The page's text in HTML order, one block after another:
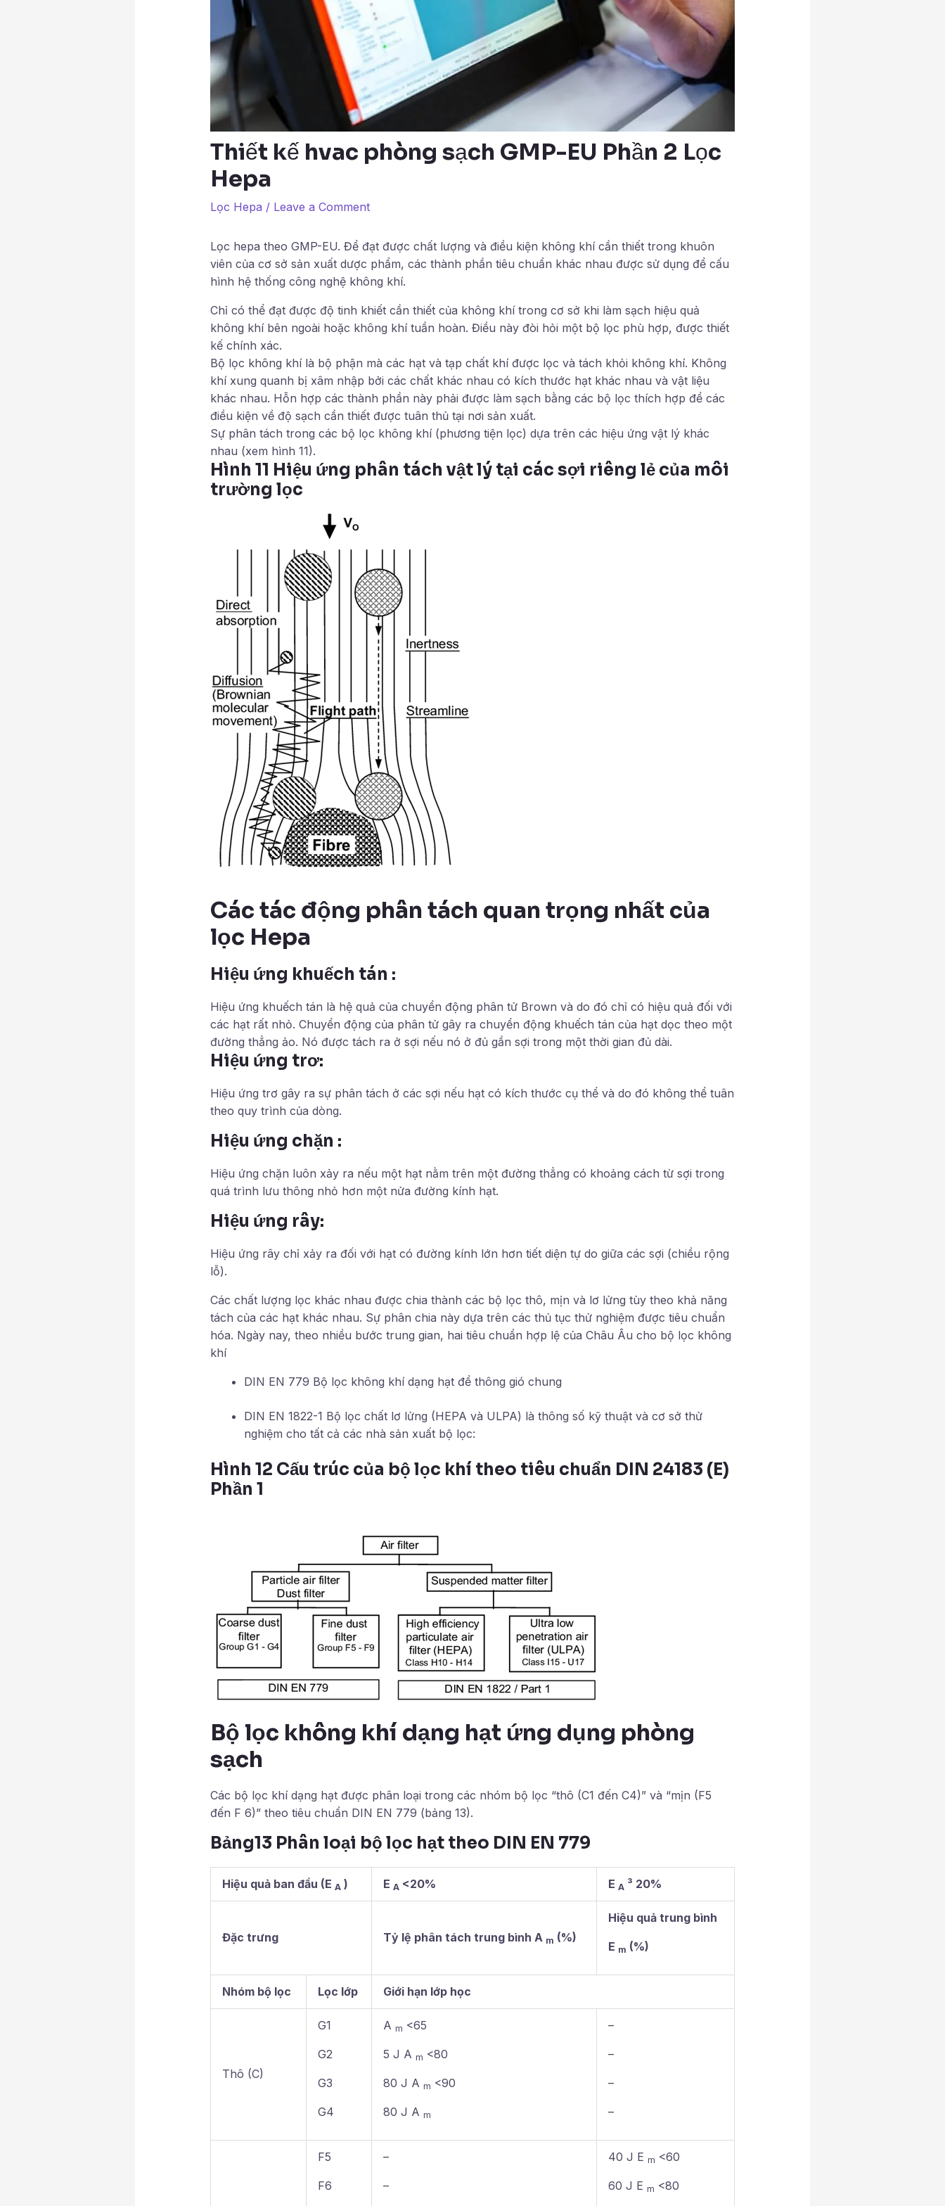
Thiết kế hvac phòng sạch GMP-EU Phần 2 Lọc
Hepa
Lọc Hepa / Leave a Comment
Lọc hepa theo GMP-EU. Để đạt được chất lượng và điều kiện không khí cần thiết trong khuôn
viên của cơ sở sản xuất dược phẩm, các thành phần tiêu chuẩn khác nhau được sử dụng để cấu
hình hệ thống công nghệ không khí.
Chỉ có thể đạt được độ tinh khiết cần thiết của không khí trong cơ sở khi làm sạch hiệu quả
không khí bên ngoài hoặc không khí tuần hoàn. Điều này đòi hỏi một bộ lọc phù hợp, được thiết
kế chính xác.
Bộ lọc không khí là bộ phận mà các hạt và tạp chất khí được lọc và tách khỏi không khí. Không
khí xung quanh bị xâm nhập bởi các chất khác nhau có kích thước hạt khác nhau và vật liệu
khác nhau. Hỗn hợp các thành phần này phải được làm sạch bằng các bộ lọc thích hợp để các
điều kiện về độ sạch cần thiết được tuân thủ tại nơi sản xuất.
Sự phân tách trong các bộ lọc không khí (phương tiện lọc) dựa trên các hiệu ứng vật lý khác
nhau (xem hình 11).
Hình 11 Hiệu ứng phân tách vật lý tại các sợi riêng lẻ của môi
trường lọc
Các tác động phân tách quan trọng nhất của
lọc Hepa
Hiệu ứng khuếch tán :
Hiệu ứng khuếch tán là hệ quả của chuyển động phân tử Brown và do đó chỉ có hiệu quả đối với
các hạt rất nhỏ. Chuyển động của phân tử gây ra chuyển động khuếch tán của hạt dọc theo một
đường thẳng ảo. Nó được tách ra ở sợi nếu nó ở đủ gần sợi trong một thời gian đủ dài.
Hiệu ứng trơ:
Hiệu ứng trơ gây ra sự phân tách ở các sợi nếu hạt có kích thước cụ thể và do đó không thể tuân
theo quy trình của dòng.
Hiệu ứng chặn :
Hiệu ứng chặn luôn xảy ra nếu một hạt nằm trên một đường thẳng có khoảng cách từ sợi trong
quá trình lưu thông nhỏ hơn một nửa đường kính hạt.
Hiệu ứng rây:
Hiệu ứng rây chỉ xảy ra đối với hạt có đường kính lớn hơn tiết diện tự do giữa các sợi (chiều rộng
lỗ).
Các chất lượng lọc khác nhau được chia thành các bộ lọc thô, mịn và lơ lửng tùy theo khả năng
tách của các hạt khác nhau. Sự phân chia này dựa trên các thủ tục thử nghiệm được tiêu chuẩn
hóa. Ngày nay, theo nhiều bước trung gian, hai tiêu chuẩn hợp lệ của Châu Âu cho bộ lọc không
khí
DIN EN 779 Bộ lọc không khí dạng hạt để thông gió chung
DIN EN 1822-1 Bộ lọc chất lơ lửng (HEPA và ULPA) là thông số kỹ thuật và cơ sở thử
nghiệm cho tất cả các nhà sản xuất bộ lọc:
Hình 12 Cấu trúc của bộ lọc khí theo tiêu chuẩn DIN 24183 (E)
Phần 1
Bộ lọc không khí dạng hạt ứng dụng phòng
sạch
Các bộ lọc khí dạng hạt được phân loại trong các nhóm bộ lọc “thô (C1 đến C4)” và “mịn (F5
đến F 6)” theo tiêu chuẩn DIN EN 779 (bảng 13).
Bảng13 Phân loại bộ lọc hạt theo DIN EN 779
Hiệu quả ban đầu (E A ) E A <20% E A ³ 20%
Đặc trưng Tỷ lệ phân tách trung bình A m (%)
Hiệu quả trung bình
E m (%)
Nhóm bộ lọc Lọc lớp Giới hạn lớp học
Thô (C)
G1
G2
G3
G4
A m <65
5 Ј A m <80
80 Ј A m <90
80 Ј A m
–
–
–
–
F5
F6
–
–
40 Ј E m <60
60 Ј E m <80